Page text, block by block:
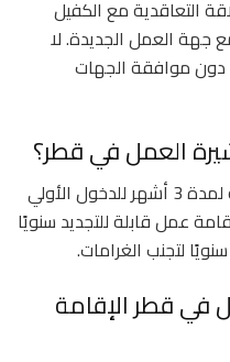
التعاقدية مع الكفيل
جهة العمل الجديدة. لا
موافقة الجهات
عادةً ما تكون تأشيرة العمل صالحة لمدة 3 أشهر للدخول الأولي
عمل قابلة للتجديد سنويًا
لتجنب الغرامات.
في قطر الإقامة